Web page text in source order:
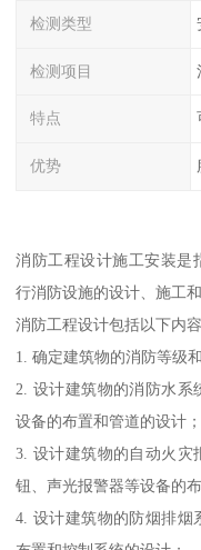
检测类型
检测项目
特点
优势
消防工程设计施工安装是
行消防设施的设计、施工和
消防工程设计包括以下内容
1. 确定建筑物的消防等级
2. 设计建筑物的消防水
设备的布置和管道的设计；
3. 设计建筑物的自动火灾
钮、声光报警器等设备的
4. 设计建筑物的防烟排烟